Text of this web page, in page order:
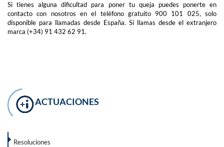
Si tienes alguna dificultad para poner tu queja puedes ponerte en
contacto con nosotros en el teléfono gratuito 900 101 025, solo
disponible para llamadas desde España. Si llamas desde el extranjero
marca (+34) 91 432 62 91.
ACTUACIONES
Resoluciones